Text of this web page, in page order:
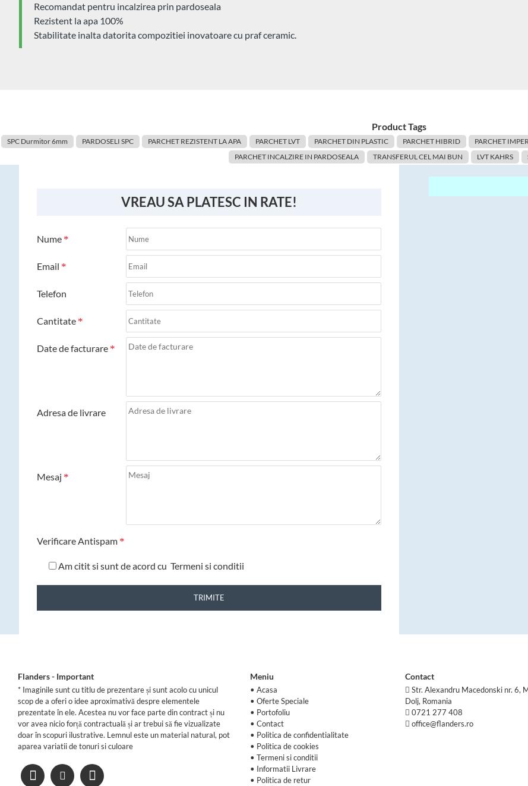
Recomandat pentru incalzirea prin pardoseala
Rezistent la apa 100%
Stabilitate inalta datorita compozitiei inovatoare cu praf ceramic.
Product Tags
SPC Durmitor 6mm PARDOSELI SPC PARCHET REZISTENT LA APA PARCHET LVT PARCHET DIN PLASTIC PARCHET HIBRID PARCHET
PARCHET INCALZIRE IN PARDOSEALA
TRANSFERUL CEL MAI BUN LVT KAHRS
VREAU SA PLATESC IN RATE!
Nume
Email
Telefon
Cantitate
Date de facturare
Adresa de livrare
Mesaj
Verificare Antispam
Am citit si sunt de acord cu Termeni si conditii
TRIMITE
Flanders - Important
* Imaginile sunt cu titlu de prezentare și sunt acolo cu unicul
scop de a oferi o idee aproximativă despre elementele
prezentate în ele. Acestea nu vor face parte din contract și nu
vor avea nicio forță contractuală și ar trebui să fie vizualizate
doar în scopuri ilustrative. Lemnul este un material natural, pot
aparea variatii de tonuri si culoare
Meniu
• Acasa
•Oferte Speciale
• Portofoliu
•Contact
• Politica de confidentialitate
• Politica de cookies
•Termeni si conditii
• Informatii Livrare
• Politica de retur
Contact
Str. Alexandru Macedonski nr. 6,
Dolj, Romania
0721 277 408
office@flanders.ro